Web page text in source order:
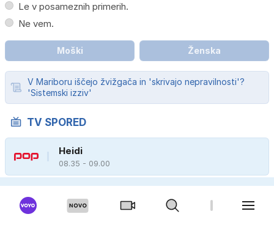
Le v posameznih primerih.
Ne vem.
Moški Ženska
V Mariboru iščejo žvižgača in 'skrivajo nepravilnosti'?
'Sistemski izziv'
TV SPORED
Heidi
08.35 - 09.00
08.00 - 08.50